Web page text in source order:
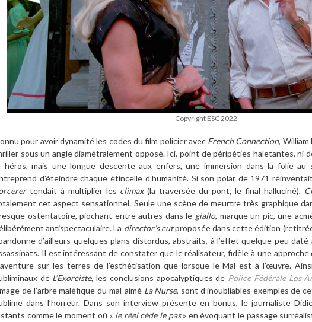
Copyright ESC 2022
pour avoir dynamité les codes dufilm policier avec French Connection,
sous un angle diamétralement opposé. Ici, point de péripéties haletantes, ni
héros, mais une longue descente aux enfers, une immersion dans la folie au
d’éteindre chaque étincelle d’humanité. Si son polar de 1971 r
tendait à multiplier les climax(la traversée du pont, le final halluciné),
cet aspect sensationnel. Seule une scène de meurtre très graphique
ostentatoire, piochant entre autres dans le giallo, marque un pic, une
rément antispectaculaire.La director’s cutproposée dans cette édition (retitré
d’ailleurs quelques plans distordus, abstraits, à l’effet quelque peu daté
Il est intéressant de constater que le réalisateur, fidèle à une approche
aventure sur les terres de l’esthétisation que lorsque leMal estàl’œuvre.
de L’Exorciste, les conclusions apocalyptiques de Police Fédérale Los
de l’arbre maléfique du mal-aimé La Nurse, sont d’inoubliables exemples de
dans l’horreur. Dans son interview présente en bonus, le journaliste
comme le moment où « le réelcède le pas» enévoquant le passage